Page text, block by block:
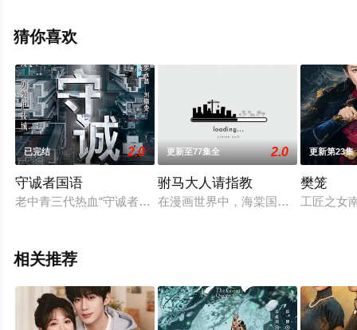
至豆瓣电视剧、电视猫或剧情网等平台了解。
猜你喜欢
已完结 2.0
守诚者国语
老中青三代热血“守诚者”勇毅冲锋，诠释跌宕起伏“中国香港警察
更新至77集全 2.0
驸马大人请指教
在漫画世界中，海棠国郡主长孙无
更新第23集
樊笼
工匠之女
相关推荐